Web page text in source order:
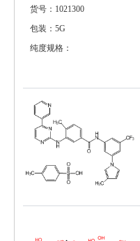
货号：1021300
包装：5G
纯度规格：